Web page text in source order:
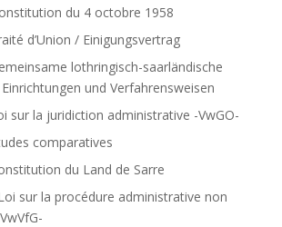
du 4 octobre 1958
d’Union / Einigungsvertrag
lothringisch-saarländische
und Verfahrensweisen
sur la juridiction administrative -VwGO-
comparatives
du Land de Sarre
Loi sur la procédure administrative non